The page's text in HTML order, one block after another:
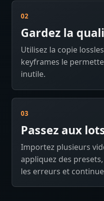
02
Gardez la
Utilisez la copie
keyframes le
inutile.
03
Passez aux
Importez plusieurs
appliquez des
les erreurs et